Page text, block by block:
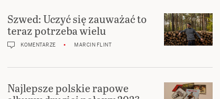
Szwed: Uczyć się zauważać to
teraz potrzeba wielu
KOMENTARZE MARCIN FLINT
Najlepsze polskie rapowe